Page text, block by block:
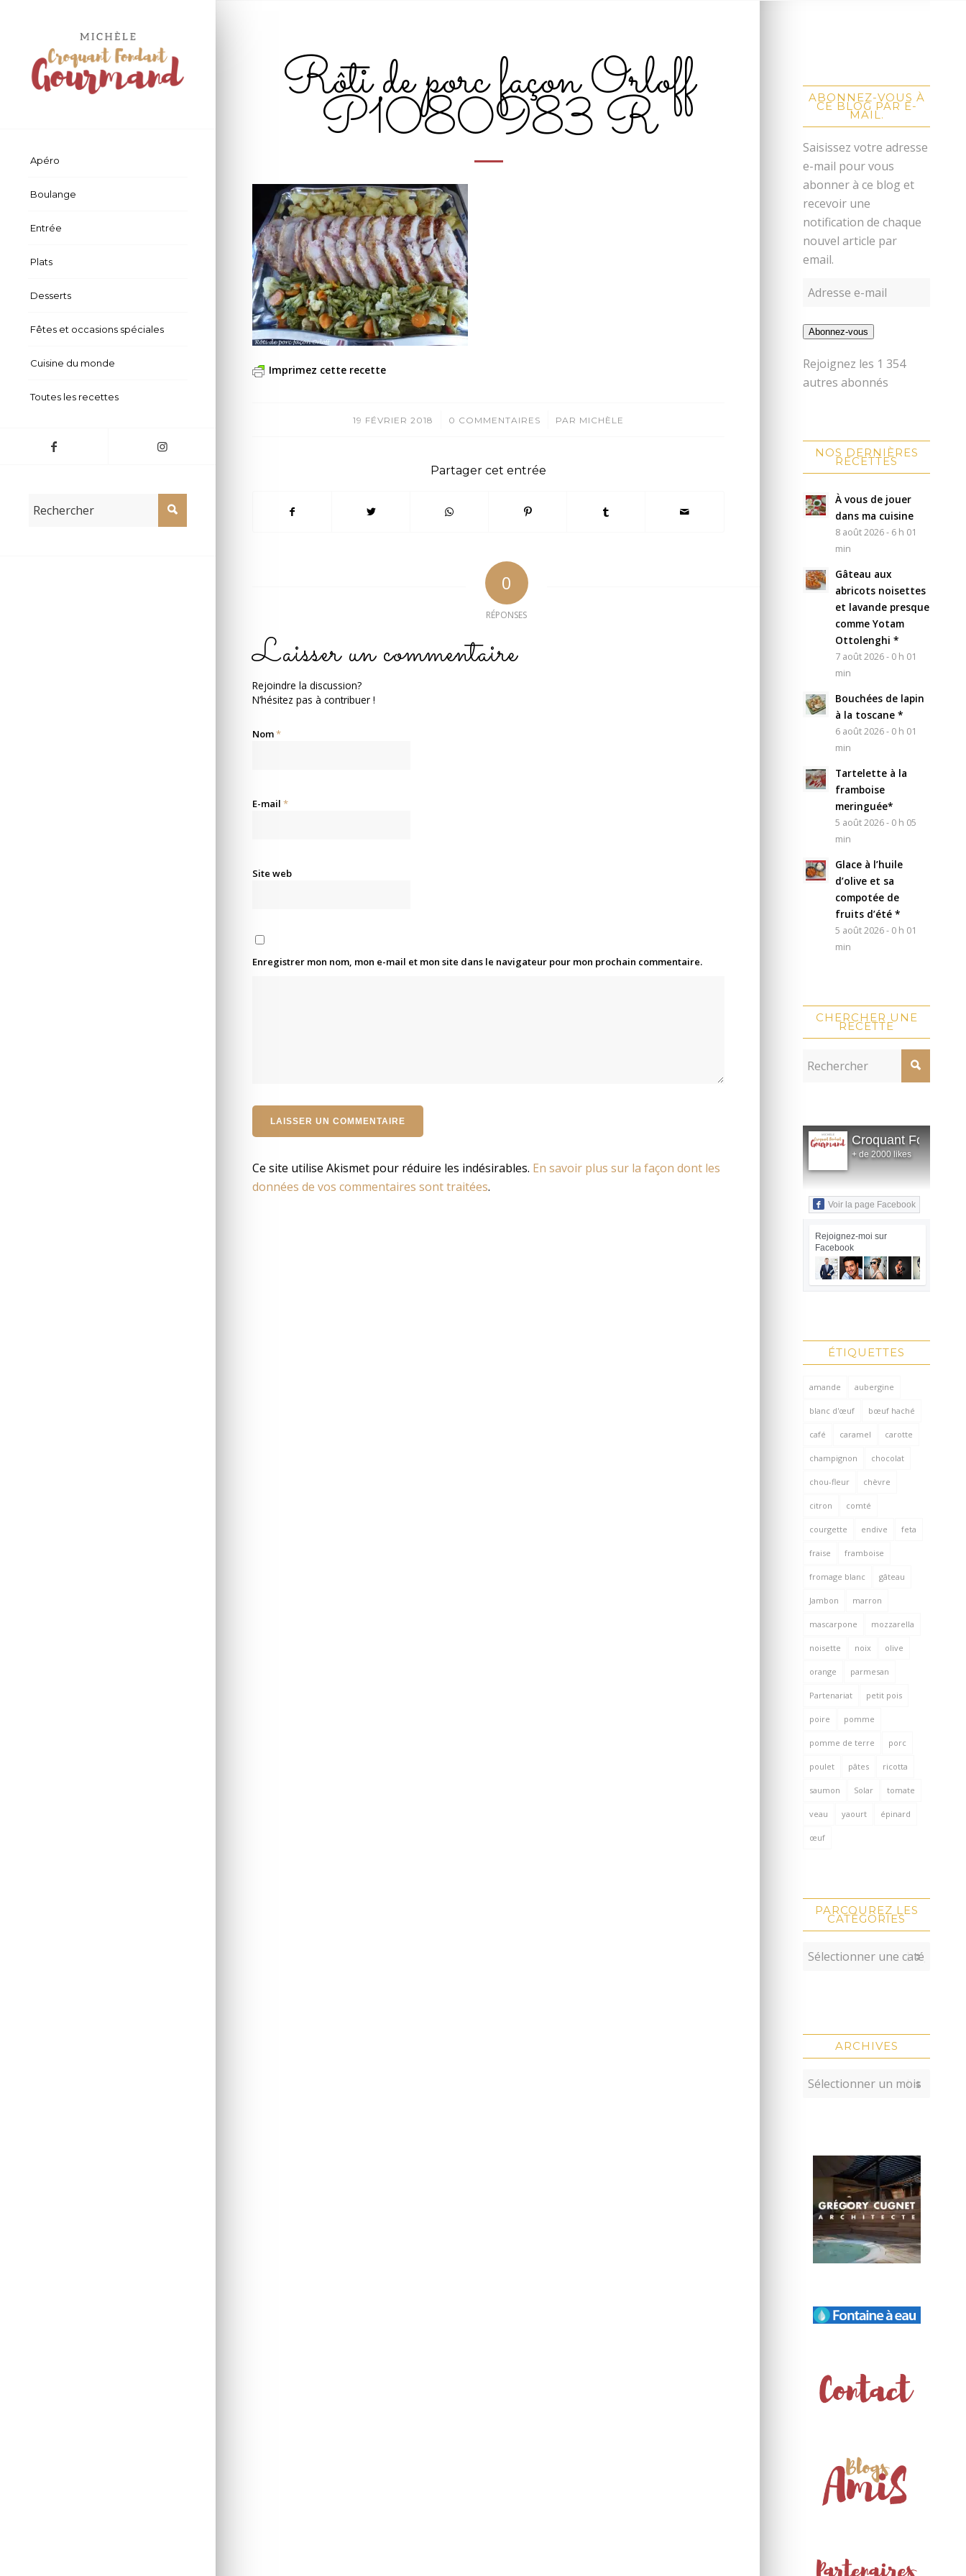
Apéro
Boulange
Entrée
Plats
Desserts
Fêtes et occasions spéciales
Cuisine du monde
Toutes les recettes
Rôti de porc façon Orloff
P1080983 R
Imprimez cette recette
19 FÉVRIER 2018
/ 0 COMMENTAIRES
/ PAR MICHÈLE
Partager cet entrée
0
RÉPONSES
Laisser un commentaire
Rejoindre la discussion?
N’hésitez pas à contribuer !
Nom*
E-mail *
Site web
Enregistrer mon nom, mon e-mail et mon site dans le navigateur pour mon prochain commentaire.
Ce site utilise Akismet pour réduire les indésirables. En savoir plus sur la façon dont les
données de vos commentaires sont traitées.
ABONNEZ-VOUS À
CE BLOG PAR E-
MAIL.
Saisissez votre adresse
e-mail pour vous
abonner à ce blog et
recevoir une
notification de chaque
nouvel article par
email.
Abonnez-vous
Rejoignez les 1 354
autres abonnés
NOS DERNIÈRES
RECETTES
À vous de jouer
dans ma cuisine
8 août 2026 - 6 h 01
min
Gâteau aux
abricots noisettes
et lavande presque
comme Yotam
Ottolenghi *
7 août 2026 - 0 h 01
min
Bouchées de lapin
à la toscane *
6 août 2026 - 0 h 01
min
Tartelette à la
framboise
meringuée*
5 août 2026 - 0 h 05
min
Glace à l’huile
d’olive et sa
compotée de
fruits d’été *
5 août 2026 - 0 h 01
min
CHERCHER UNE
RECETTE
Croquant Fondant
+ de 2000 likes
Voir la page Facebook
Rejoignez-moi sur
Facebook
ÉTIQUETTES
amande aubergine
blanc d'œuf bœuf haché
café caramel carotte
champignon chocolat
chou-fleur chèvre
citron comté
courgette endive feta
fraise framboise
fromage blanc gâteau
Jambon marron
mascarpone mozzarella
noisette noix olive
orange parmesan
Partenariat petit pois
poire pomme
pomme de terre porc
poulet pâtes ricotta
saumon Solar tomate
veau yaourt épinard
œuf
PARCOUREZ LES
CATÉGORIES
ARCHIVES